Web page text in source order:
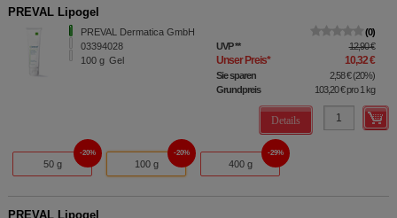
PREVAL Lipogel
PREVAL Dermatica GmbH
03394028
100 g Gel
0
UVP** 12,90 €
Unser Preis* 10,32 €
Sie sparen 2,58 €(20%)
Grundpreis
103,20 €pro 1 kg
Details
50 g
20%
100 g
20%
400 g
29%
PREVAL Lipogel